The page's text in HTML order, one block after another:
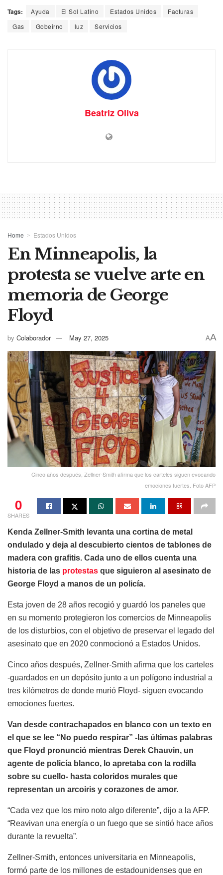
Tags: Ayuda El Sol Latino Estados Unidos
Facturas
Gas
Gobeirno luz Servicios
Beatriz Oliva
Home Estados Unidos
En Minneapolis, la
protesta se vuelve arte en
memoria de George
Floyd
by Colaborador May 27, 2025 AA
Cinco años después, Zellner-Smith afirma que los carteles siguen evocando
emociones fuertes. Foto AFP
0
SHARES
Kenda Zellner-Smith levanta una cortina de metal
ondulado y deja al descubierto cientos de tablones de
madera con grafitis. Cada uno de ellos cuenta una
historia de las protestas que siguieron al asesinato de
George Floyd a manos de un policía.
Esta joven de 28 años recogió y guardó los paneles que
en su momento protegieron los comercios de Minneapolis
de los disturbios, con el objetivo de preservar el legado del
asesinato que en 2020 conmocionó a Estados Unidos.
Cinco años después, Zellner-Smith afirma que los carteles
-guardados en un depósito junto a un polígono industrial a
tres kilómetros de donde murió Floyd- siguen evocando
emociones fuertes.
Van desde contrachapados en blanco con un texto en
el que se lee “No puedo respirar” -las últimas palabras
que Floyd pronunció mientras Derek Chauvin, un
agente de policía blanco, lo apretaba con la rodilla
sobre su cuello- hasta coloridos murales que
representan un arcoiris y corazones de amor.
“Cada vez que los miro noto algo diferente”, dijo a la AFP.
“Reavivan una energía o un fuego que se sintió hace años
durante la revuelta”.
Zellner-Smith, entonces universitaria en Minneapolis,
formó parte de los millones de estadounidenses que en